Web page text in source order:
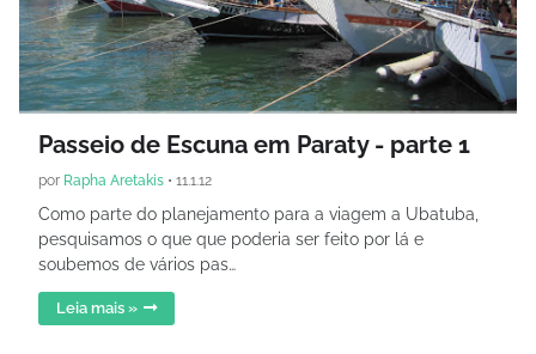
Passeio de Escuna em Paraty - parte 1
por Rapha Aretakis • 11.1.12
Como parte do planejamento para a viagem a Ubatuba,
pesquisamos o que que poderia ser feito por lá e
soubemos de vários pas…
Leia mais »